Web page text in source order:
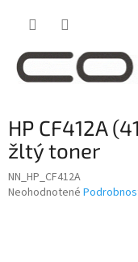
HP CF412A
žltý toner
NN_HP_CF412A
Priemerné
Neohodnotené